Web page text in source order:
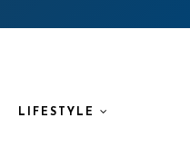
LIFESTYLE